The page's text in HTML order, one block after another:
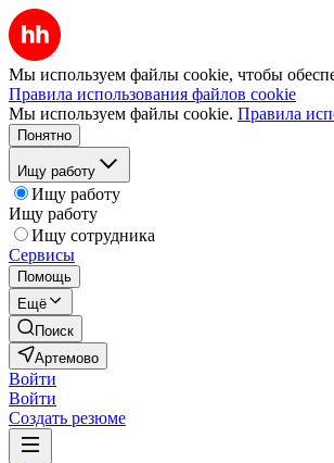
Мы используем файлы cookie, чтобы
Правила использования файлов cookie
Мы используем файлы cookie. Правила
Понятно
Ищу работу
Ищу работу
Ищу работу
Ищу сотрудника
Сервисы
Помощь
Ещё
Поиск
Артемово
Войти
Войти
Создать резюме